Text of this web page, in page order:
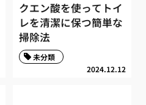
クエン酸を使ってトイ
レを清潔に保つ簡単な
掃除法
2024.12.12
未分類